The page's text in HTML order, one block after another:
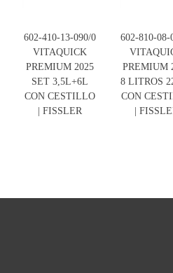
602-410-13-090/0
VITAQUICK
PREMIUM 2025
SET 3,5L+6L
CON CESTILLO
| FISSLER
602-810-08-
PREMIUM
8 LITROS
CON
|